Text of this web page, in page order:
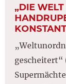
„DIE
gescheitert“